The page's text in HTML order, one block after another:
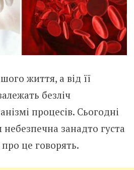
життя, а від її
безліч
процесів. Сьогодні
занадто густа
це говорять.